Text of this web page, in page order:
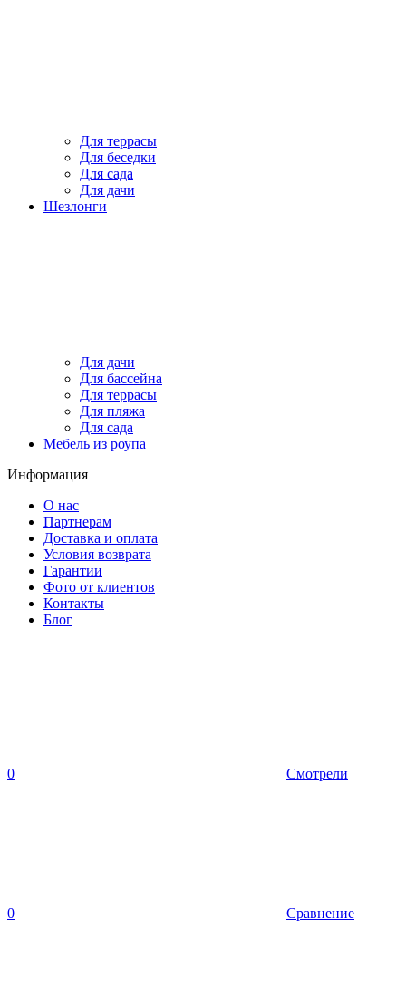
Для террасы
Для беседки
Для сада
Для дачи
Шезлонги
Для дачи
Для бассейна
Для террасы
Для пляжа
Для сада
Мебель из роупа
Информация
О нас
Партнерам
Доставка и оплата
Условия возврата
Гарантии
Фото от клиентов
Контакты
Блог
0 Смотрели
0 Сравнение